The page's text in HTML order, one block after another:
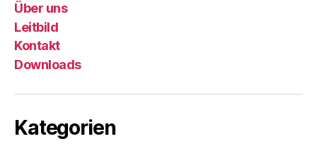
Über uns
Leitbild
Kontakt
Downloads
Kategorien